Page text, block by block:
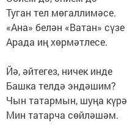
Туган тел мөгаллимәсе.
«Ана» белән «Ватан» сүзе
Арада иң хөрмәтлесе.
Йә, әйтегез, ничек инде
Башка телдә эндәшим?
Чын татармын, шуңа күрә
Мин татарча сөйләшәм.